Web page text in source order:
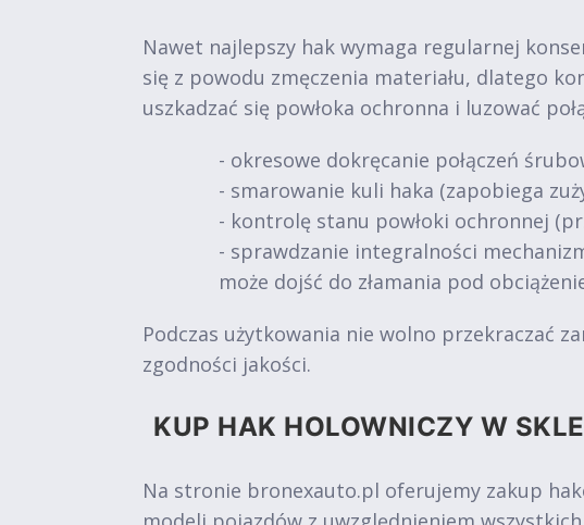
Nawet najlepszy hak wymaga regularnej
się z powodu zmęczenia materiału, dlatego
uszkadzać się powłoka ochronna i luzować
- okresowe dokręcanie połączeń
- smarowanie kuli haka (zapobiega
- kontrolę stanu powłoki ochronnej
- sprawdzanie integralności
może dojść do złamania pod
Podczas użytkowania nie wolno przekraczać
zgodności jakości.
KUP HAK HOLOWNICZY W
Na stronie bronexauto.pl oferujemy zakup